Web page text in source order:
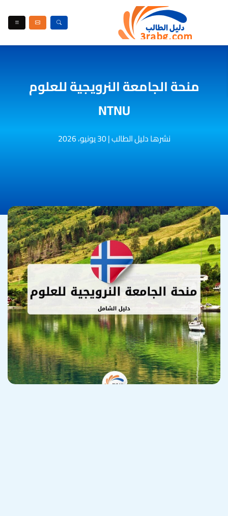
منحة الجامعة النرويجية للعلوم
NTNU
نشرها دليل الطالب|30 يونيو، 2026